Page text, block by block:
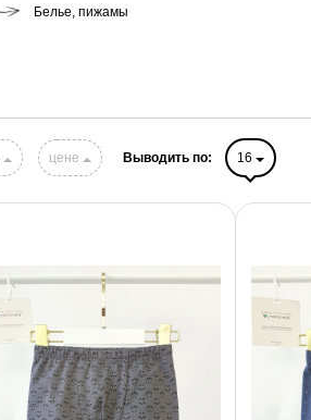
Белье, пижамы
цене Выводить по: 16